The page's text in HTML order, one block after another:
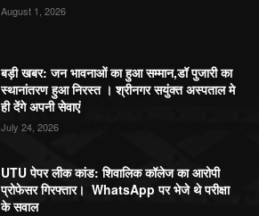
August 1, 2026
बड़ी खबर: जन भावनाओं का हुआ सम्मान,डॉ पुजारी का
स्थानांतरण हुआ निरस्त । श्रीनगर सयुंक्त अस्पताल मे
ही देंगे अपनी सेवाएं
July 24, 2026
UTU पेपर लीक कांड: शिवालिक कॉलेज का आरोपी
प्रोफेसर गिरफ्तार। WhatsApp पर भेजे थे परीक्षा
के सवाल